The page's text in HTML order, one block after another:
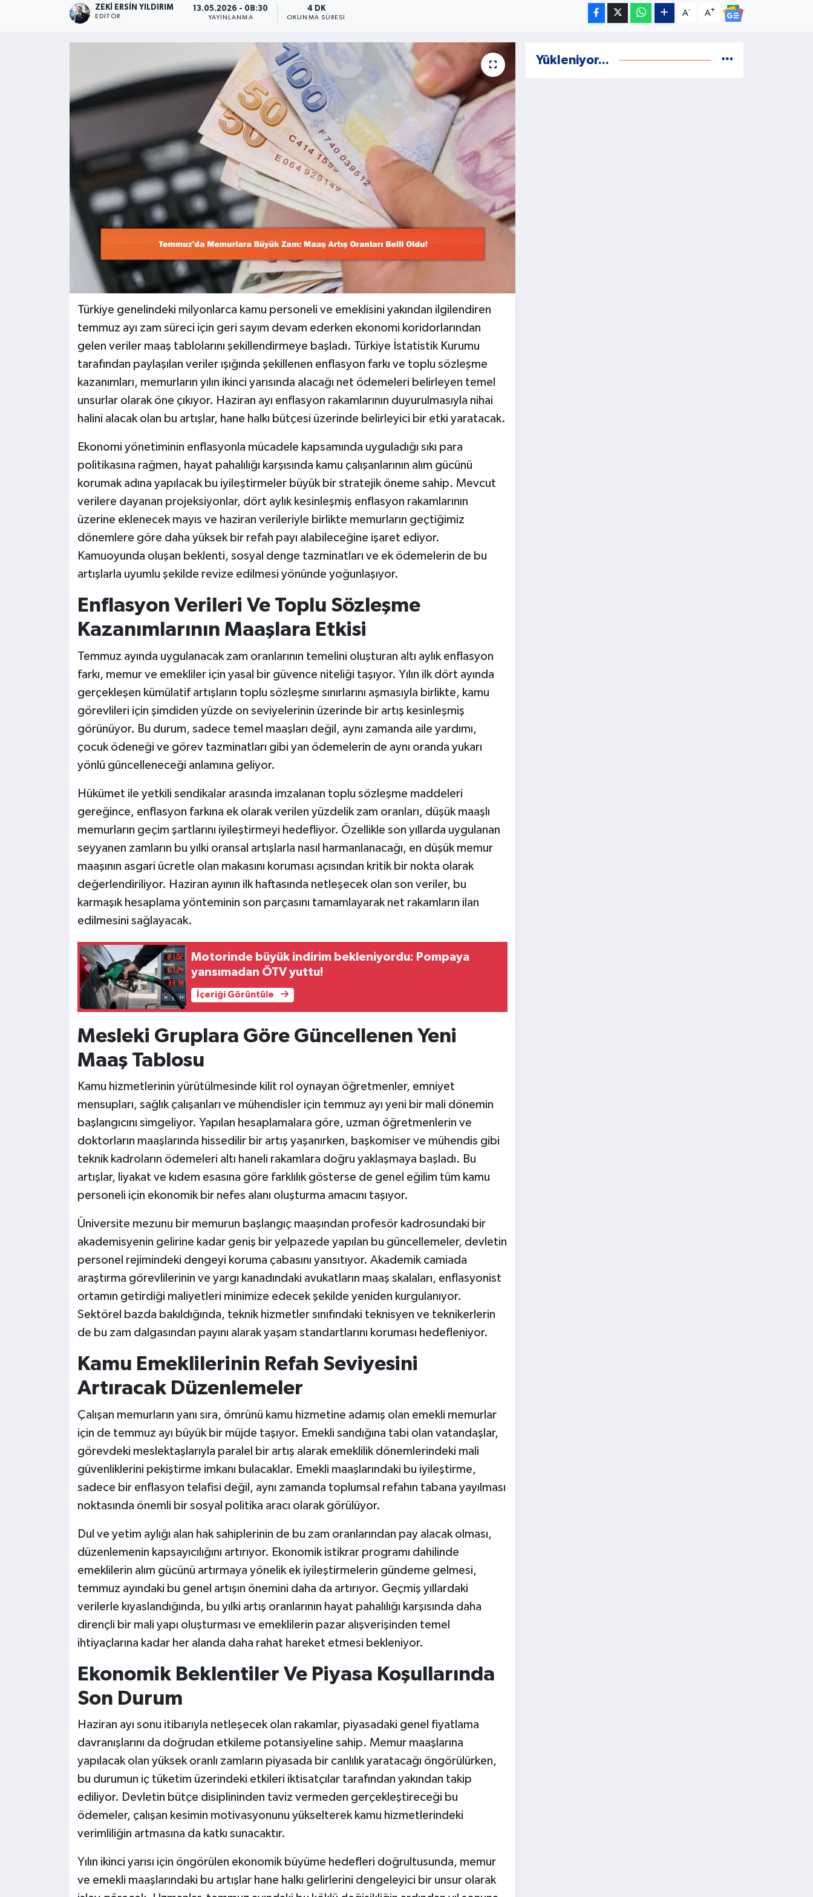
ZEKI ERSIN YILDIRIM
EDITÖR
13.05.2026 - 08:30
YAYINLANMA
4 DK
OKUNMA SÜRESI
A- A+
Türkiye genelindeki milyonlarca kamu personeli ve emeklisini yakından ilgilendiren
temmuz ayı zam süreci için geri sayım devam ederken ekonomi koridorlarından
gelen veriler maaş tablolarını şekillendirmeye başladı. Türkiye İstatistik Kurumu
tarafından paylaşılan veriler ışığında şekillenen enflasyon farkı ve toplu sözleşme
kazanımları, memurların yılın ikinci yarısında alacağı net ödemeleri belirleyen temel
unsurlar olarak öne çıkıyor. Haziran ayı enflasyon rakamlarının duyurulmasıyla nihai
halini alacak olan bu artışlar, hane halkı bütçesi üzerinde belirleyici bir etki yaratacak.
Ekonomi yönetiminin enflasyonla mücadele kapsamında uyguladığı sıkı para
politikasına rağmen, hayat pahalılığı karşısında kamu çalışanlarının alım gücünü
korumak adına yapılacak bu iyileştirmeler büyük bir stratejik öneme sahip. Mevcut
verilere dayanan projeksiyonlar, dört aylık kesinleşmiş enflasyon rakamlarının
üzerine eklenecek mayıs ve haziran verileriyle birlikte memurların geçtiğimiz
dönemlere göre daha yüksek bir refah payı alabileceğine işaret ediyor.
Kamuoyunda oluşan beklenti, sosyal denge tazminatları ve ek ödemelerin de bu
artışlarla uyumlu şekilde revize edilmesi yönünde yoğunlaşıyor.
Enflasyon Verileri Ve Toplu Sözleşme
Kazanımlarının Maaşlara Etkisi
Temmuz ayında uygulanacak zam oranlarının temelini oluşturan altı aylık enflasyon
farkı, memur ve emekliler için yasal bir güvence niteliği taşıyor. Yılın ilk dört ayında
gerçekleşen kümülatif artışların toplu sözleşme sınırlarını aşmasıyla birlikte, kamu
görevlileri için şimdiden yüzde on seviyelerinin üzerinde bir artış kesinleşmiş
görünüyor. Bu durum, sadece temel maaşları değil, aynı zamanda aile yardımı,
çocuk ödeneği ve görev tazminatları gibi yan ödemelerin de aynı oranda yukarı
yönlü güncelleneceği anlamına geliyor.
Hükümet ile yetkili sendikalar arasında imzalanan toplu sözleşme maddeleri
gereğince, enflasyon farkına ek olarak verilen yüzdelik zam oranları, düşük maaşlı
memurların geçim şartlarını iyileştirmeyi hedefliyor. Özellikle son yıllarda uygulanan
seyyanen zamların bu yılki oransal artışlarla nasıl harmanlanacağı, en düşük memur
maaşının asgari ücretle olan makasını koruması açısından kritik bir nokta olarak
değerlendiriliyor. Haziran ayının ilk haftasında netleşecek olan son veriler, bu
karmaşık hesaplama yönteminin son parçasını tamamlayarak net rakamların ilan
edilmesini sağlayacak.
Motorinde büyük indirim bekleniyordu: Pompaya
yansımadan ÖTV yuttu!
İçeriği Görüntüle
Mesleki Gruplara Göre Güncellenen Yeni
Maaş Tablosu
Kamu hizmetlerinin yürütülmesinde kilit rol oynayan öğretmenler, emniyet
mensupları, sağlık çalışanları ve mühendisler için temmuz ayı yeni bir mali dönemin
başlangıcını simgeliyor. Yapılan hesaplamalara göre, uzman öğretmenlerin ve
doktorların maaşlarında hissedilir bir artış yaşanırken, başkomiser ve mühendis gibi
teknik kadroların ödemeleri altı haneli rakamlara doğru yaklaşmaya başladı. Bu
artışlar, liyakat ve kıdem esasına göre farklılık gösterse de genel eğilim tüm kamu
personeli için ekonomik bir nefes alanı oluşturma amacını taşıyor.
Üniversite mezunu bir memurun başlangıç maaşından profesör kadrosundaki bir
akademisyenin gelirine kadar geniş bir yelpazede yapılan bu güncellemeler, devletin
personel rejimindeki dengeyi koruma çabasını yansıtıyor. Akademik camiada
araştırma görevlilerinin ve yargı kanadındaki avukatların maaş skalaları, enflasyonist
ortamın getirdiği maliyetleri minimize edecek şekilde yeniden kurgulanıyor.
Sektörel bazda bakıldığında, teknik hizmetler sınıfındaki teknisyen ve teknikerlerin
de bu zam dalgasından payını alarak yaşam standartlarını koruması hedefleniyor.
Kamu Emeklilerinin Refah Seviyesini
Artıracak Düzenlemeler
Çalışan memurların yanı sıra, ömrünü kamu hizmetine adamış olan emekli memurlar
için de temmuz ayı büyük bir müjde taşıyor. Emekli sandığına tabi olan vatandaşlar,
görevdeki meslektaşlarıyla paralel bir artış alarak emeklilik dönemlerindeki mali
güvenliklerini pekiştirme imkanı bulacaklar. Emekli maaşlarındaki bu iyileştirme,
sadece bir enflasyon telafisi değil, aynı zamanda toplumsal refahın tabana yayılması
noktasında önemli bir sosyal politika aracı olarak görülüyor.
Dul ve yetim aylığı alan hak sahiplerinin de bu zam oranlarından pay alacak olması,
düzenlemenin kapsayıcılığını artırıyor. Ekonomik istikrar programı dahilinde
emeklilerin alım gücünü artırmaya yönelik ek iyileştirmelerin gündeme gelmesi,
temmuz ayındaki bu genel artışın önemini daha da artırıyor. Geçmiş yıllardaki
verilerle kıyaslandığında, bu yılki artış oranlarının hayat pahalılığı karşısında daha
dirençli bir mali yapı oluşturması ve emeklilerin pazar alışverişinden temel
ihtiyaçlarına kadar her alanda daha rahat hareket etmesi bekleniyor.
Ekonomik Beklentiler Ve Piyasa Koşullarında
Son Durum
Haziran ayı sonu itibarıyla netleşecek olan rakamlar, piyasadaki genel fiyatlama
davranışlarını da doğrudan etkileme potansiyeline sahip. Memur maaşlarına
yapılacak olan yüksek oranlı zamların piyasada bir canlılık yaratacağı öngörülürken,
bu durumun iç tüketim üzerindeki etkileri iktisatçılar tarafından yakından takip
ediliyor. Devletin bütçe disiplininden taviz vermeden gerçekleştireceği bu
ödemeler, çalışan kesimin motivasyonunu yükselterek kamu hizmetlerindeki
verimliliğin artmasına da katkı sunacaktır.
Yılın ikinci yarısı için öngörülen ekonomik büyüme hedefleri doğrultusunda, memur
ve emekli maaşlarındaki bu artışlar hane halkı gelirlerini dengeleyici bir unsur olarak
Yükleniyor...
Kültür - Sanat